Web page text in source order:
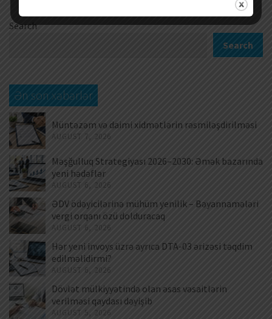
Search
Search
Ən son xəbərlər
Müntəzəm və daimi xidmətlərin rəsmiləşdirilməsi
AUGUST 7, 2026
Məşğulluq Strategiyası 2026–2030: Əmək bazarında
yeni hədəflər
AUGUST 6, 2026
ƏDV ödəyicilərinə mühüm yenilik – Bəyannamələri
vergi orqanı özü dolduracaq
AUGUST 6, 2026
Hər yeni invoys üzrə ayrıca DTA-03 ərizəsi təqdim
edilməlidirmi?
AUGUST 6, 2026
Dövlət mülkiyyətində olan əsas vəsaitlərin
verilməsi qaydası dəyişib
AUGUST 5, 2026